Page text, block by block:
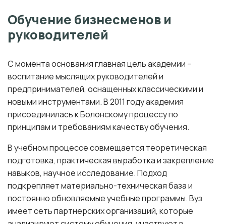
Обучение бизнесменов и
руководителей
С момента основания главная цель академии –
воспитание мыслящих руководителей и
предпринимателей, оснащенных классическими и
новыми инструментами. В 2011 году академия
присоединилась к Болонскому процессу по
принципам и требованиям качеству обучения.
В учебном процессе совмещается теоретическая
подготовка, практическая выработка и закрепление
навыков, научное исследование. Подход
подкрепляет материально-техническая база и
постоянно обновляемые учебные программы. Вуз
имеет сеть партнерских организаций, которые